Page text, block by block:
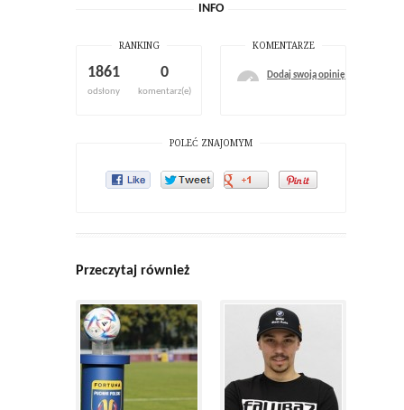
INFO
RANKING
1861
odsłony
0
komentarz(e)
KOMENTARZE
Dodaj swoją opinię
POLEĆ ZNAJOMYM
Przeczytaj również